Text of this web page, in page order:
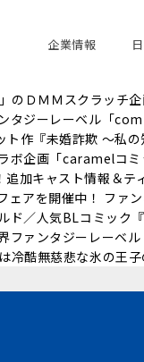
企業情報
ＤＭＭスクラッチ
タジーレーベル「
ト作『未婚詐欺 ～私
ボ企画「caramelコ
加キャスト情報＆
ェアを開催中！ ファ
ド／人気BLコミック
ファンタジーレーベ
冷酷無慈悲な氷の王